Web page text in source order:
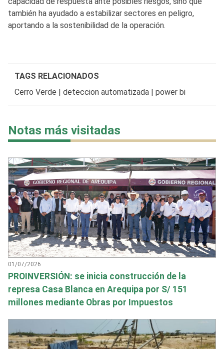
también ha ayudado a estabilizar sectores en peligro,
aportando a la sostenibilidad de la operación.
TAGS RELACIONADOS
Cerro Verde
deteccion automatizada| power bi
Notas más visitadas
01/07/2026
PROINVERSIÓN: se inicia construcción de la
represa Casa Blanca en Arequipa por S/ 151
millones mediante Obras por Impuestos